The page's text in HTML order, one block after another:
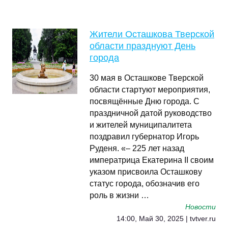
Жители Осташкова Тверской
области празднуют День
города
30 мая в Осташкове Тверской
области стартуют мероприятия,
посвящённые Дню города. С
праздничной датой руководство
и жителей муниципалитета
поздравил губернатор Игорь
Руденя. «– 225 лет назад
императрица Екатерина II своим
указом присвоила Осташкову
статус города, обозначив его
роль в жизни …
Новости
14:00, Май 30, 2025 | tvtver.ru